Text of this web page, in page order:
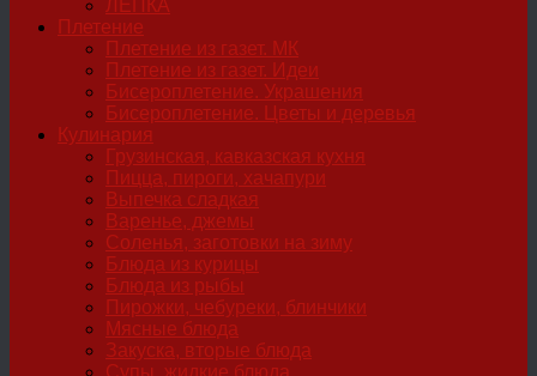
ЛЕПКА
Плетение
Плетение из газет. МК
Плетение из газет. Идеи
Бисероплетение. Украшения
Бисероплетение. Цветы и деревья
Кулинария
Грузинская, кавказская кухня
Пицца, пироги, хачапури
Выпечка сладкая
Варенье, джемы
Соленья, заготовки на зиму
Блюда из курицы
Блюда из рыбы
Пирожки, чебуреки, блинчики
Мясные блюда
Закуска, вторые блюда
Супы, жидкие блюда